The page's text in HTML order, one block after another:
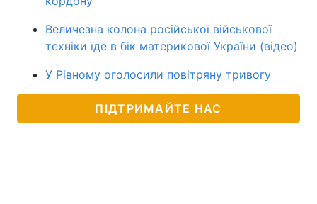
Величезна колона російської військової
техніки їде в бік материкової України (відео)
У Рівному оголосили повітряну тривогу
ПІДТРИМАЙТЕ НАС